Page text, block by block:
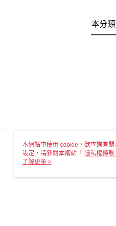
本分
本網站中使用 cookie，欲查詢有
設定，請參閱本網站「 隱私權條款
使用 cookie。
了解更多 >